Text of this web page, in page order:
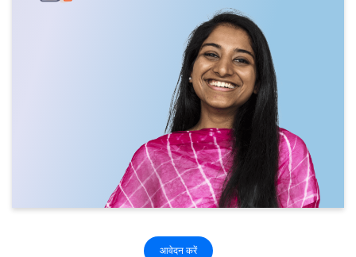
आवेदन करें